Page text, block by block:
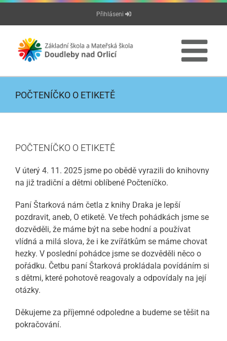
Přeskočit
Přihláseni
POČTENÍČKO O ETIKETĚ
POČTENÍČKO O ETIKETĚ
V úterý 4. 11. 2025 jsme po obědě vyrazili do knihovny
na již tradiční a dětmi oblíbené Počteníčko.
Paní Štarková nám četla z knihy Draka je lepší
pozdravit, aneb, O etiketě. Ve třech pohádkách jsme se
dozvěděli, že máme být na sebe hodní a používat
vlídná a milá slova, že i ke zvířátkům se máme chovat
hezky. V poslední pohádce jsme se dozvěděli něco o
pořádku. Četbu paní Štarková prokládala povídáním si
s dětmi, které pohotově reagovaly a odpovídaly na její
otázky.
Děkujeme za příjemné odpoledne a budeme se těšit na
pokračování.